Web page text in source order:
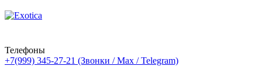
Телефоны
+7(999) 345-27-21 (Звонки / Max / Telegram)